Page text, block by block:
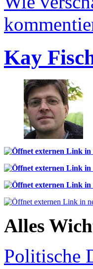
Kay
Alles
Politische